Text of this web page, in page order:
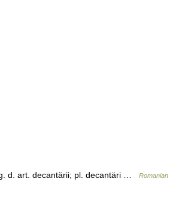
d. art. decantärii; pl. decantäri …
Romanian